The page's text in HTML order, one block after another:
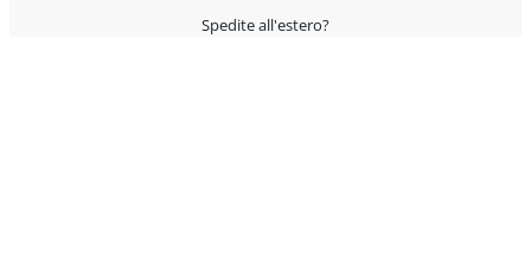
Spedite all'estero?